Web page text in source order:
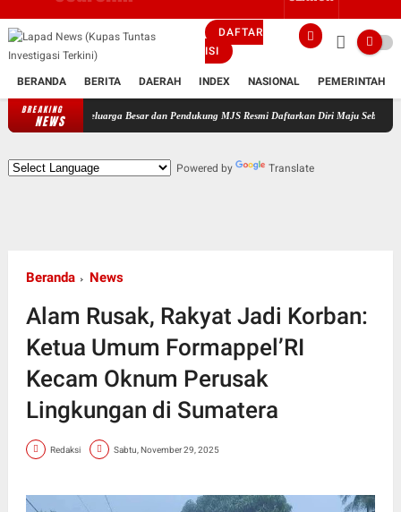
DAFTAR
ISI
BERANDA BERITA DAERAH INDEX NASIONAL PEMERINTAH
BREAKING
NEWS
Keluarga Besar dan Pendukung MJS Resmi Daftarkan Diri Maju Sebagai Calon Kepala
Powered by Translate
Beranda News
Alam Rusak, Rakyat Jadi Korban:
Ketua Umum Formappel’RI
Kecam Oknum Perusak
Lingkungan di Sumatera
Redaksi Sabtu, November 29, 2025